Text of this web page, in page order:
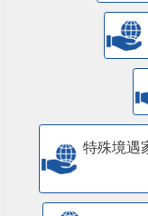
特殊境遇